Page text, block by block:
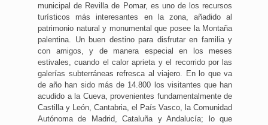
municipal de Revilla de Pomar, es uno de los recursos
turísticos más interesantes en la zona, añadido al
patrimonio natural y monumental que posee la Montaña
palentina. Un buen destino para disfrutar en familia y
con amigos, y de manera especial en los meses
estivales, cuando el calor aprieta y el recorrido por las
galerías subterráneas refresca al viajero. En lo que va
de año han sido más de 14.800 los visitantes que han
acudido a la Cueva, provenientes fundamentalmente de
Castilla y León, Cantabria, el País Vasco, la Comunidad
Autónoma de Madrid, Cataluña y Andalucía; lo que